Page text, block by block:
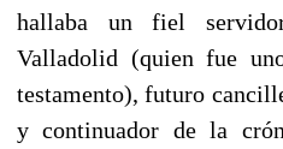
hallaba un fiel
Valladolid (quien fue
testa­mento), futuro
y continuador de la